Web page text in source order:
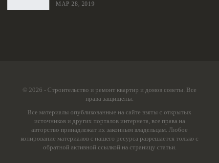
МАР 28, 2019
© 2026 - Строительство и ремонт квартир и домов советы. Все
права защищены.
Все материалы опубликованные на сайте взяты с открытых
источников и других порталов интернета, все права на
авторство принадлежат их законным владельцам. Любое
копирование материалов с нашего ресурса разрешается только с
обратной активной ссылкой на страницу статьи.